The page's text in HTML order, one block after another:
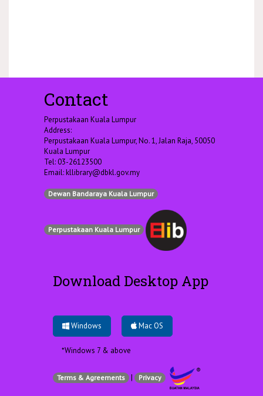
Contact
Perpustakaan Kuala Lumpur
Address:
Perpustakaan Kuala Lumpur, No. 1, Jalan Raja, 50050
Kuala Lumpur
Tel: 03-26123500
Email:kllibrary@dbkl.gov.my
Dewan Bandaraya Kuala Lumpur
Perpustakaan Kuala Lumpur
Download Desktop App
Windows Mac OS
*Windows 7 & above
Terms & Agreements | Privacy